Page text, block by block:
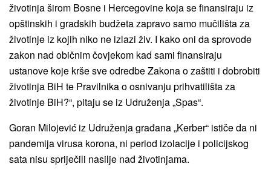
životinja širom Bosne i Hercegovine koja se finansiraju iz
opštinskih i gradskih budžeta zapravo samo mučilišta za
životinje iz kojih niko ne izlazi živ. I kako oni da sprovode
zakon nad običnim čovjekom kad sami finansiraju
ustanove koje krše sve odredbe Zakona o zaštiti i dobrobiti
životinja BiH te Pravilnika o osnivanju prihvatilišta za
životinje BiH?“, pitaju se iz Udruženja „Spas“.
Goran Milojević iz Udruženja građana „Kerber“ ističe da ni
pandemija virusa korona, ni period izolacije i policijskog
sata nisu spriječili nasilje nad životinjama.